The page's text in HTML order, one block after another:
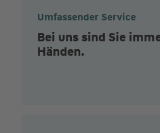
Umfassender Service
Bei uns sind Sie
Händen.